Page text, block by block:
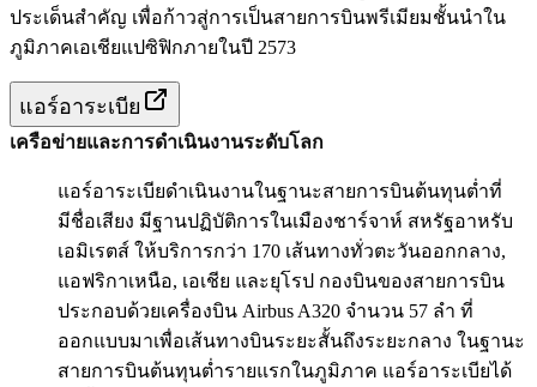
ประเด็นสำคัญ เพื่อก้าวสู่การเป็นสายการบินพรีเมียมชั้นนำใน
ภูมิภาคเอเชียแปซิฟิกภายในปี 2573
แอร์อาระเบีย
เครือข่ายและการดำเนินงานระดับโลก
แอร์อาระเบียดำเนินงานในฐานะสายการบินต้นทุนต่ำที่
มีชื่อเสียง มีฐานปฏิบัติการในเมืองชาร์จาห์ สหรัฐอาหรับ
เอมิเรตส์ ให้บริการกว่า 170 เส้นทางทั่วตะวันออกกลาง,
แอฟริกาเหนือ, เอเชีย และยุโรป กองบินของสายการบิน
ประกอบด้วยเครื่องบิน Airbus A320 จำนวน 57 ลำ ที่
ออกแบบมาเพื่อเส้นทางบินระยะสั้นถึงระยะกลาง ในฐานะ
สายการบินต้นทุนต่ำรายแรกในภูมิภาค แอร์อาระเบียได้